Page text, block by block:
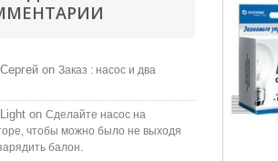
Сергей on Заказ : насос и два
Light on Сделайте насос на
чтобы можно было не выходя
балон.